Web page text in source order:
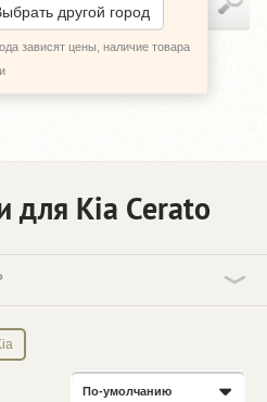
другой город
зависят цены, наличие товара
для Kia Cerato
По-умолчанию